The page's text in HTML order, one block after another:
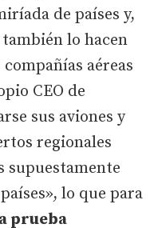
de países y,
lo hacen
aéreas
CEO de
sus aviones y
regionales
supuestamente
lo que para
prueba